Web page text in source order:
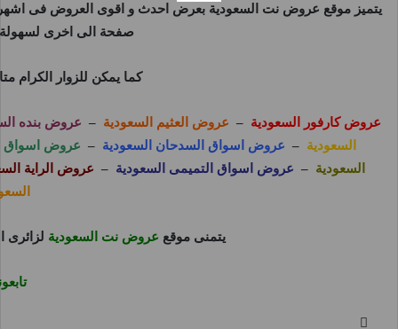
يتميز موقع عروض نت السعودية بعرض احدث و اقوى العروض فى اشهر
صفحة الى اخرى لسهولة
كما يمكن للزوار الكرام
عروض كارفور السعودية – عروض العثيم السعودية – عروض بنده
السعودية – عروض اسواق السدحان السعودية – عروض اسواق
السعودية – عروض اسواق التميمى السعودية – عروض الراية
يتمنى موقع عروض نت السعودية